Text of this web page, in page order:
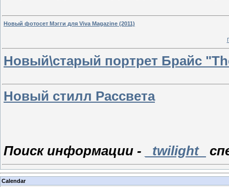
Новый фотосет Мэгги для Viva Magazine (2011)
Новый\старый портрет Брайс
Новый стилл Рассвета
Поиск информации - _twilight_
Calendar